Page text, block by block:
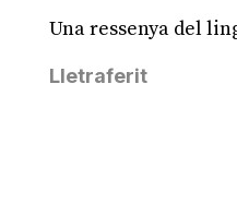
Una ressenya del
Lletraferit